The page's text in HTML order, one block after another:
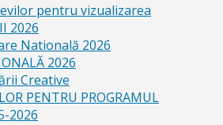
pentru vizualizarea
2026
Natională 2026
2026
Creative
PENTRU PROGRAMUL
2026